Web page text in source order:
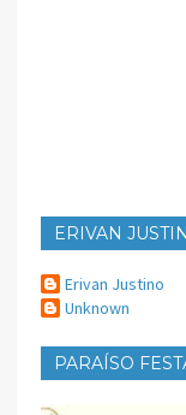
ERIVAN
Erivan Justino
Unknown
PARAÍSO